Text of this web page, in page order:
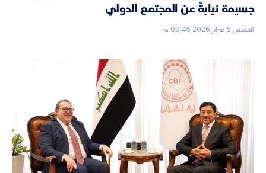
جسيمة نيابةً عن المجتمع الدولي
الخميس 5 فبراير 2026 09:45 م